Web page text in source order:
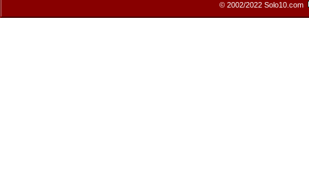
© 2002/2022 Solo10.com